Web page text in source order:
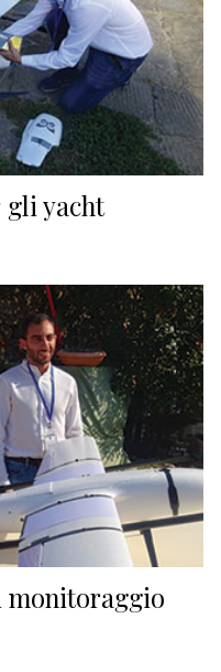
yacht
monitoraggio